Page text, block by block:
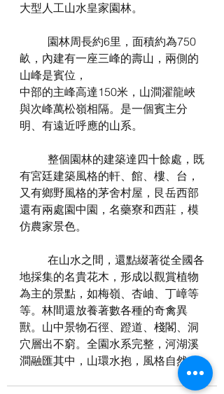
大型人工山水皇家園林。
畝，內建有一座三峰的壽山，兩側的
山峰是賓位，
中部的主峰高達150米，山澗濯龍峽
與次峰萬松嶺相隔。是一個賓主分
明、有遠近呼應的山系。
有宮廷建築風格的軒、館、樓、台，
又有鄉野風格的茅舍村屋，艮岳西部
還有兩處園中園，名藥寮和西莊，模
仿農家景色。
地採集的名貴花木，形成以觀賞植物
為主的景點，如梅嶺、杏岫、丁嶂等
等。林間還放養著數各種的奇禽異
獸。山中景物石徑、蹬道、棧閣、洞
穴層出不窮。全園水系完整，河湖溪
澗融匯其中，山環水抱，風格自然。